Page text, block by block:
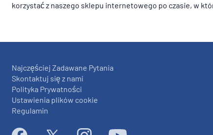
korzystać z naszego sklepu internetowego po czasie, w
Najczęściej Zadawane Pytania
Skontaktuj się z nami
Polityka Prywatności
Ustawienia plików cookie
Regulamin